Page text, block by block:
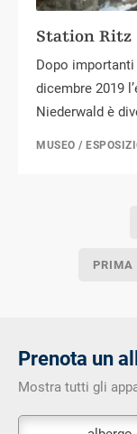
Station Ritz
Dopo
dicembre 2019
Niederwald è
MUSEO /
PRIMA
Prenota un
Mostra tutti gli